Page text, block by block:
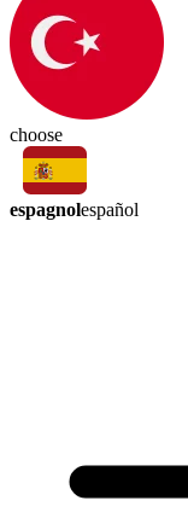
choose
espagnolespañol